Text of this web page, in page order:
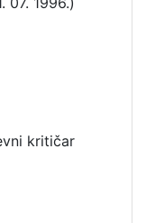
kritičar